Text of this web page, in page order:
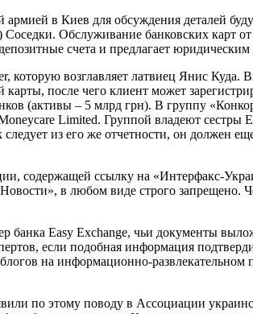
в Киев для обсуждения деталей
Обслуживание банковских карт
счета и предлагает
которую возглавляет латвиец Янис
после чего клиент может
(активы – 5 млрд грн). В группу
Limited. Группой владеют
следует из его же отчетности, он
содержащей ссылку на «Интерфакс-
в любом виде строго запрещено.
Easy Exchange, чьи документы
если подобная информация
на информационно-
по этому поводу в Ассоциации